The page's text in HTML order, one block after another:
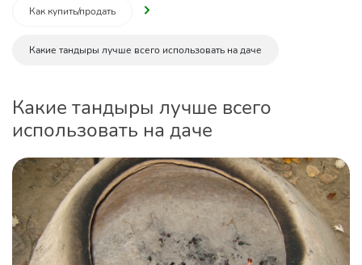
Как купить/продать
Какие тандыры лучше всего использовать на даче
Какие тандыры лучше всего
использовать на даче